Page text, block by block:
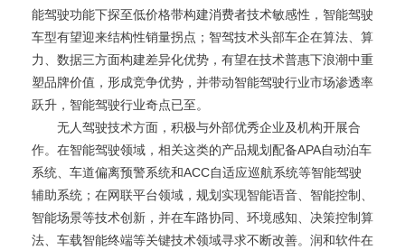
能驾驶功能下探至低价格带构建消费者技术敏感性，智能驾驶
车型有望迎来结构性销量拐点；智驾技术头部车企在算法、算
力、数据三方面构建差异化优势，有望在技术普惠下浪潮中重
塑品牌价值，形成竞争优势，并带动智能驾驶行业市场渗透率
跃升，智能驾驶行业奇点已至。
无人驾驶技术方面，积极与外部优秀企业及机构开展合
作。在智能驾驶领域，相关这类的产品规划配备APA自动泊车
系统、车道偏离预警系统和ACC自适应巡航系统等智能驾驶
辅助系统；在网联平台领域，规划实现智能语音、智能控制、
智能场景等技术创新，并在车路协同、环境感知、决策控制算
法、车载智能终端等关键技术领域寻求不断改善。润和软件在